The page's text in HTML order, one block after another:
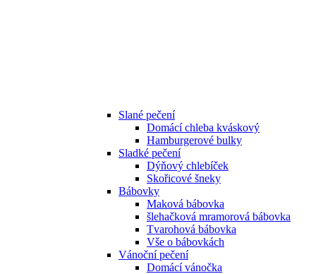
Slané pečení
Domácí chleba kváskový
Hamburgerové bulky
Sladké pečení
Dýňový chlebíček
Skořicové šneky
Bábovky
Maková bábovka
šlehačková mramorová bábovka
Tvarohová bábovka
Vše o bábovkách
Vánoční pečení
Domácí vánočka